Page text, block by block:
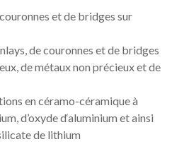
et de bridges sur
de couronnes et de bridges
de métaux non précieux et de
en céramo-céramique à
d’oxyde d‘aluminium et ainsi
de lithium